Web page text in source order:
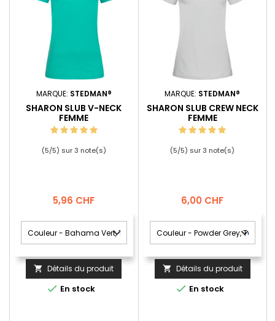
MARQUE: STEDMAN®
SHARON SLUB V-NECK
FEMME
(5/5) sur3 note(s)
Prix
5,96 CHF
 Détails du produit
 En stock
MARQUE: STEDMAN®
SHARON SLUB CREW NECK
FEMME
(5/5) sur3 note(s)
Prix
6,00 CHF
 Détails du produit
 En stock